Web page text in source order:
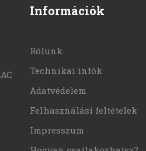
Információk
Rólunk
Technikai infók
Adatvédelem
Felhasználási feltételek
Impresszum